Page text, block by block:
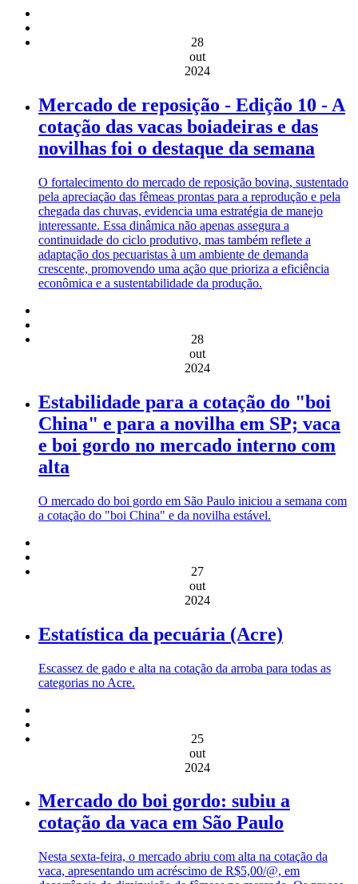
28
out
2024
Mercado de reposição - Edição 10 - A
cotação das vacas boiadeiras e das
novilhas foi o destaque da semana
O fortalecimento do mercado de reposição bovina, sustentado
pela apreciação das fêmeas prontas para a reprodução e pela
chegada das chuvas, evidencia uma estratégia de manejo
interessante. Essa dinâmica não apenas assegura a
continuidade do ciclo produtivo, mas também reflete a
adaptação dos pecuaristas à um ambiente de demanda
crescente, promovendo uma ação que prioriza a eficiência
econômica e a sustentabilidade da produção.
28
out
2024
Estabilidade para a cotação do "boi
China" e para a novilha em SP; vaca
e boi gordo no mercado interno com
alta
O mercado do boi gordo em São Paulo iniciou a semana com
a cotação do "boi China" e da novilha estável.
27
out
2024
Estatística da pecuária (Acre)
Escassez de gado e alta na cotação da arroba para todas as
categorias no Acre.
25
out
2024
Mercado do boi gordo: subiu a
cotação da vaca em São Paulo
Nesta sexta-feira, o mercado abriu com alta na cotação da
vaca, apresentando um acréscimo de R$5,00/@, em